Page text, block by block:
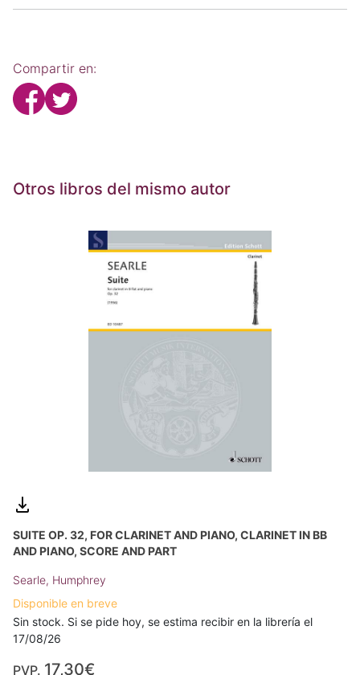
Compartir en:
Otros libros del mismo autor
SUITE OP. 32, FOR CLARINET AND PIANO, CLARINET IN BB
AND PIANO, SCORE AND PART
Searle, Humphrey
Disponible en breve
Sin stock. Si se pide hoy, se estima recibir en la librería el
17/08/26
PVP. 17,30€